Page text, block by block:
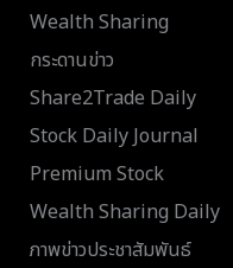
Wealth Sharing
กระดานข่าว
Share2Trade Daily
Stock Daily Journal
Premium Stock
Wealth Sharing Daily
ภาพข่าวประชาสัมพันธ์